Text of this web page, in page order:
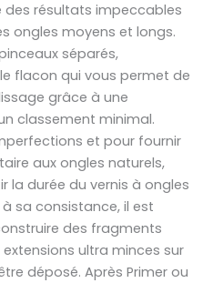
résultats impeccables
ongles moyens et longs.
séparés,
flacon qui vous permet de
grâce à une
classement minimal.
et pour fournir
aux ongles naturels,
la durée du vernis à ongles
sa consistance, il est
des fragments
ultra minces sur
déposé. Après Primer ou